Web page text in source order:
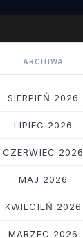
ARCHIWA
SIERPIEŃ 2026
LIPIEC 2026
CZERWIEC 2026
MAJ 2026
KWIECIEŃ 2026
MARZEC 2026